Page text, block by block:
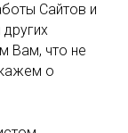
Сайтов и
Вам, что не
о